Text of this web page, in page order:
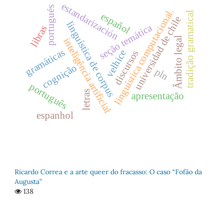
linguística de corpuslinguística computacional.
inteligência artificial
letras apresentação
seção temática
cognição
estandarización
gramáticas universidad de chile
portugués español tradição gramatical
português
espanhol
Âmbito legal
libras
pln
velhice
discursos
Ricardo Correa e a arte queer do fracasso: O caso “Fofão da
Augusta”
138